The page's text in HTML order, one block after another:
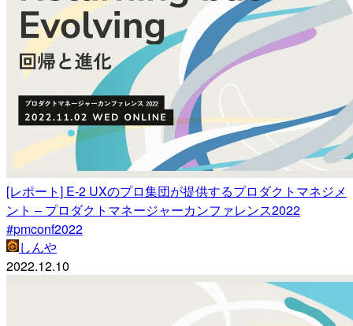
[レポート] E-2 UXのプロ集団が提供するプロダクトマネジメ
ント – プロダクトマネージャーカンファレンス2022
#pmconf2022
しんや
2022.12.10